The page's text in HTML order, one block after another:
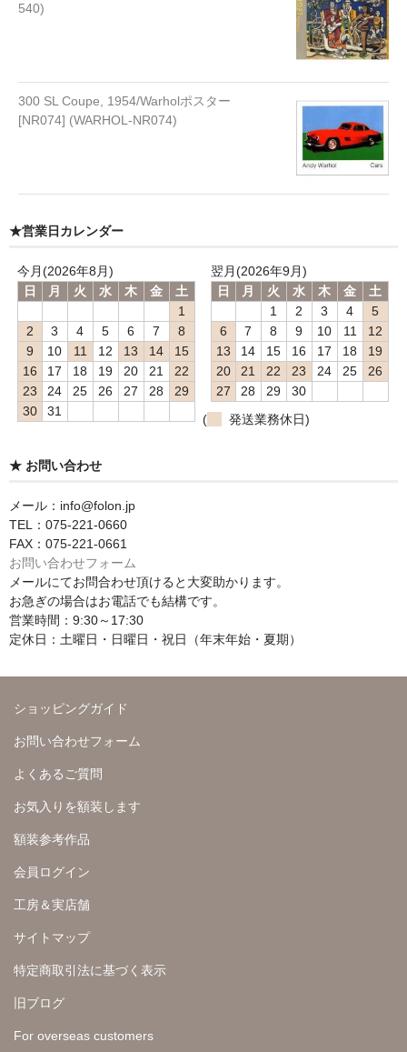
540)
300 SL Coupe, 1954/Warholポスター
[NR074] (WARHOL-NR074)
★営業日カレンダー
今月(2026年8月)
日
月 火 水 木 金
土
1
2
3 4 5 6 7
8
9
10 11 12 13 14
15
16
17 18 19 20 21
22
23
24 25 26 27 28
29
30
31
翌月(2026年9月)
日
月 火 水 木 金
土
1
2 3 4
5
6
7 8 9 10 11
12
13
14 15 16 17 18
19
20
21 22 23 24 25
26
27
28 29
30
(
発送業務休日)
★ お問い合わせ
メール：info@folon.jp
TEL：075-221-0660
FAX：075-221-0661
お問い合わせフォーム
メールにてお問合わせ頂けると大変助かります。
お急ぎの場合はお電話でも結構です。
営業時間：9:30～17:30
定休日：土曜日・日曜日・祝日（年末年始・夏期）
ショッピングガイド
お問い合わせフォーム
よくあるご質問
お気入りを額装します
額装参考作品
会員ログイン
工房＆実店舗
サイトマップ
特定商取引法に基づく表示
旧ブログ
For overseas customers